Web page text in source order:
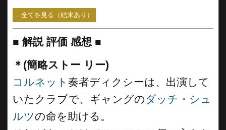
...全てを見る（結末あり）
■ 解説 評価 感想 ■
＊(簡略ストー リー)
コルネット 奏者ディクシーは、出演して
いたクラブで、ギャングのダッチ・シュ
ルツの命を助ける。